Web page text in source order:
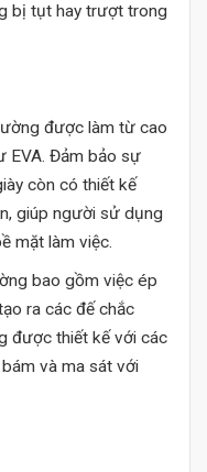
bị tụt hay trượt trong
được làm từ cao
EVA. Đảm bảo sự
còn có thiết kế
giúp người sử dụng
mặt làm việc.
bao gồm việc ép
ra các đế chắc
được thiết kế với các
và ma sát với